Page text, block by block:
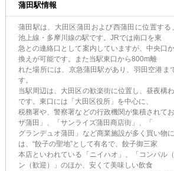
蒲田駅情報
蒲田駅は、大田区蒲田および西蒲田に位置する
池上線・多摩川線の駅です。JRでは南口を東
急との連絡口として案内していますが、中央口
換えが可能です。また当駅東口から800m離
れた場所には、京急蒲田駅があり、羽田空港ま
す。
当駅周辺は、大田区の歓楽街に位置し、昼夜構
です。東口には「大田区役所」を中心に、
税務署や、警察署などの行政機関が集積されて
ザ蒲田」、「サンライズ蒲田商店街」、「
グランデュオ蒲田」など商業施設が多く買い物
は、“餃子の聖地”として有名で、餃子御三家
本店といわれている「ニイハオ」、「コンパル
ン（歓迎）」のほか、安くて美味しい飲食